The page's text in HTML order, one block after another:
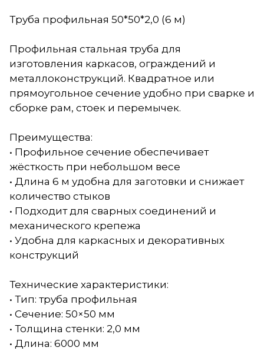
Труба профильная 50*50*2,0 (6 м)
Профильная стальная труба для
изготовления каркасов, ограждений и
металлоконструкций. Квадратное или
прямоугольное сечение удобно при сварке и
сборке рам, стоек и перемычек.
Преимущества:
• Профильное сечение обеспечивает
жёсткость при небольшом весе
• Длина 6 м удобна для заготовки и снижает
количество стыков
• Подходит для сварных соединений и
механического крепежа
• Удобна для каркасных и декоративных
конструкций
Технические характеристики:
• Тип: труба профильная
• Сечение: 50×50 мм
• Толщина стенки: 2,0 мм
• Длина: 6000 мм